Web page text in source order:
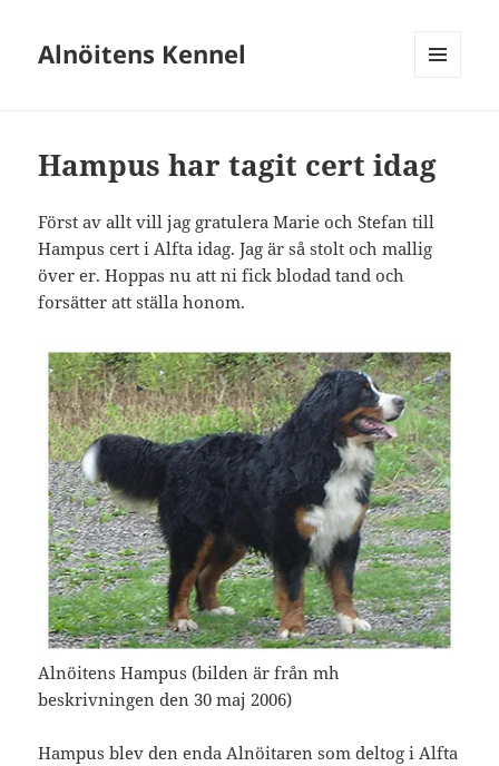
Alnöitens Kennel
Hampus har tagit cert idag
Först av allt vill jag gratulera Marie och Stefan till
Hampus cert i Alfta idag. Jag är så stolt och mallig
över er. Hoppas nu att ni fick blodad tand och
forsätter att ställa honom.
Alnöitens Hampus (bilden är från mh
beskrivningen den 30 maj 2006)
Hampus blev den enda Alnöitaren som deltog i Alfta